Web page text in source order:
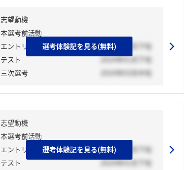
志望動機
本選考前活動
エントリーシート
2024年01月下旬
テスト
2024年01月下旬
三次選考
2024年03月中旬
選考体験記を見る(無料)
志望動機
本選考前活動
エントリーシート
2024年01月下旬
テスト
2024年01月下旬
選考体験記を見る(無料)